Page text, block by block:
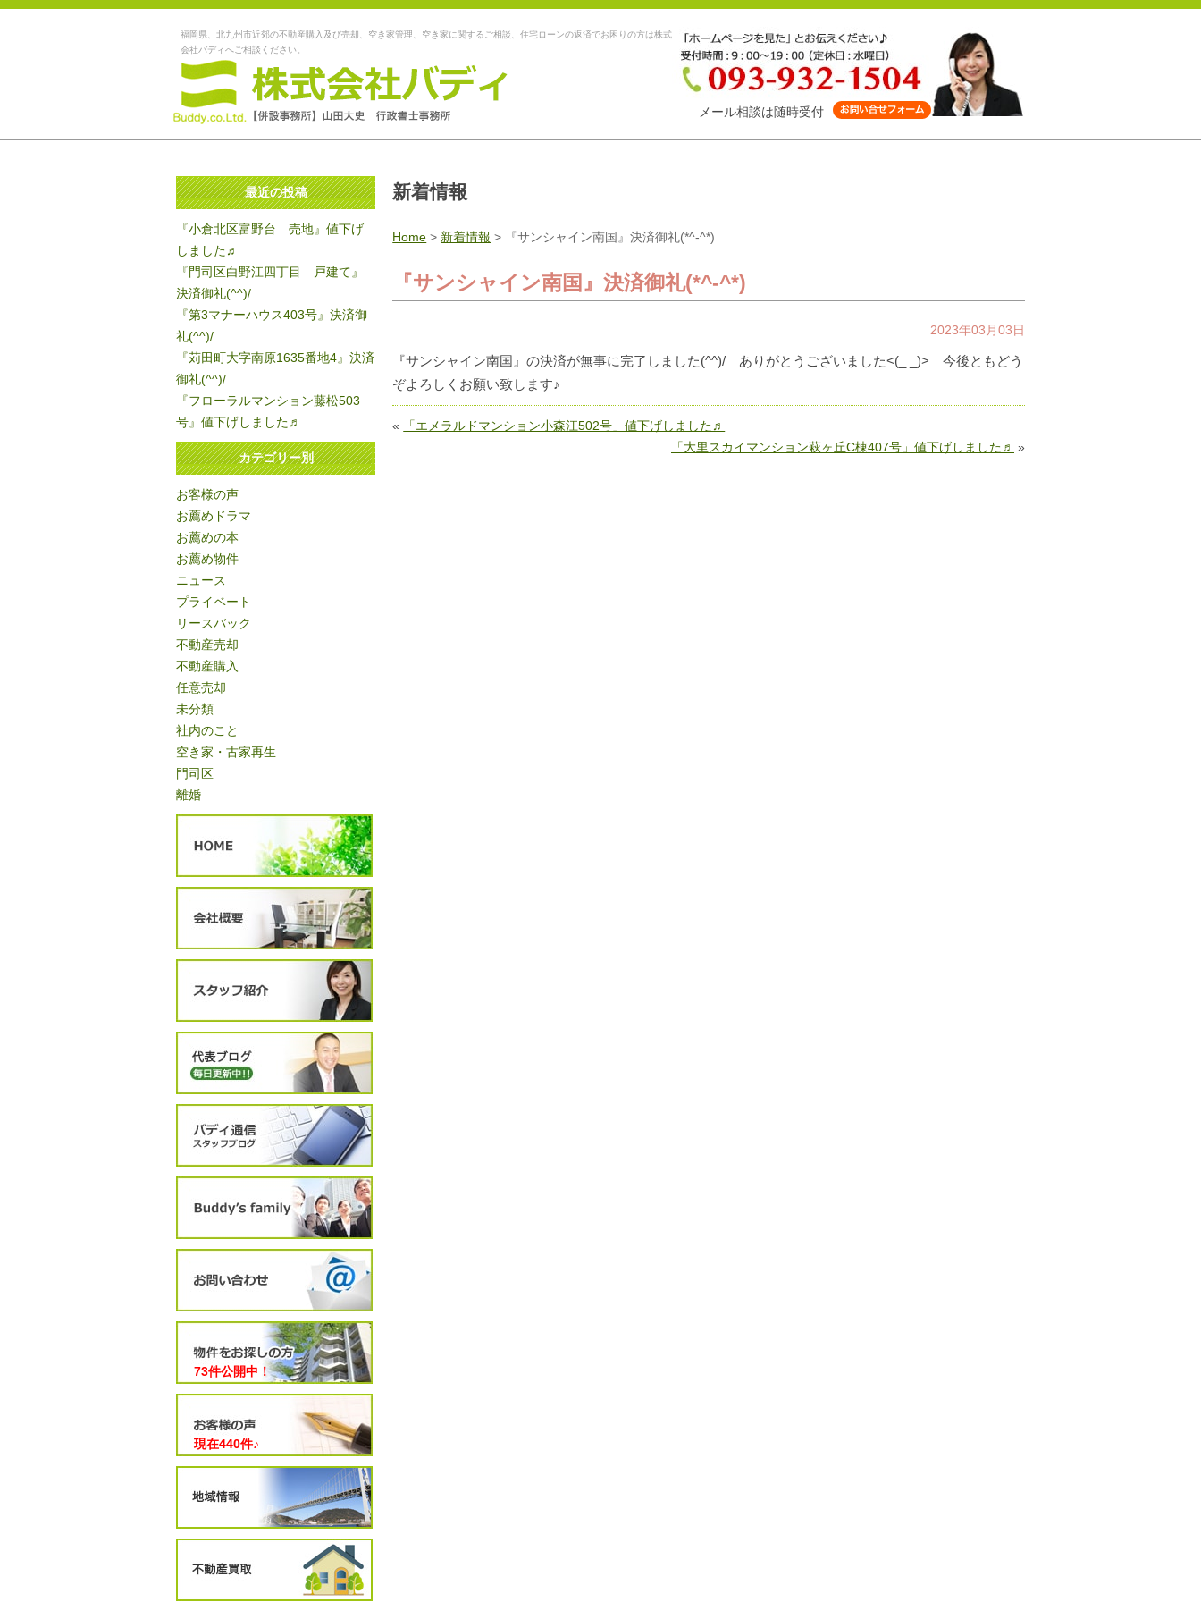
福岡県、北九州市近郊の不動産購入及び売却、空き家管理、空き家に関するご相談、住宅ローンの返済でお困りの方は株式
会社バディへご相談ください。
メール相談は随時受付
新着情報
Home > 新着情報 > 『サンシャイン南国』決済御礼(*^-^*)
『サンシャイン南国』決済御礼(*^-^*)
2023年03月03日
『サンシャイン南国』の決済が無事に完了しました(^^)/ ありがとうございました<(_ _)> 今後ともどう
ぞよろしくお願い致します♪
«
「エメラルドマンション小森江502号」値下げしました♬
「大里スカイマンション萩ヶ丘C棟407号」値下げしました♬ »
最近の投稿
『小倉北区富野台 売地』値下げ
しました♬
『門司区白野江四丁目 戸建て』
決済御礼(^^)/
『第3マナーハウス403号』決済御
礼(^^)/
『苅田町大字南原1635番地4』決済
御礼(^^)/
『フローラルマンション藤松503
号』値下げしました♬
カテゴリー別
お客様の声
お薦めドラマ
お薦めの本
お薦め物件
ニュース
プライベート
リースバック
不動産売却
不動産購入
任意売却
未分類
社内のこと
空き家・古家再生
門司区
離婚
73件公開中！
現在440件♪